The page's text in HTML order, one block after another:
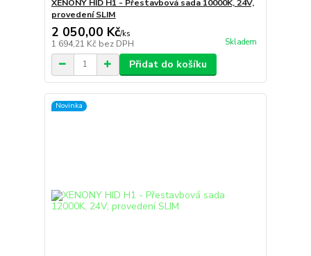
XENONY HID H1 - Přestavbová sada 10000K, 24V,
provedení SLIM
2 050,00 Kč/ks
1 694,21 Kč bez DPH Skladem
Přidat do košíku
Novinka